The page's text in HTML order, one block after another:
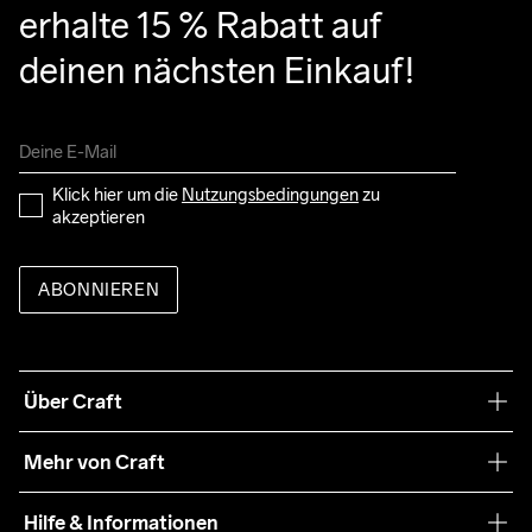
erhalte 15 % Rabatt auf
deinen nächsten Einkauf!
Klick hier um die Nutzungsbedingungen zu
akzeptieren
ABONNIEREN
Über Craft
Nachhaltigkeit
Mehr von Craft
Hilfe & Informationen